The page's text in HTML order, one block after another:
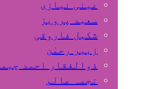
عینی نیازی
سعید پرویز
شکیل فاروقی
زبیر رحمٰن
ذوالفقار احمد چیمہ
نجمہ عالم